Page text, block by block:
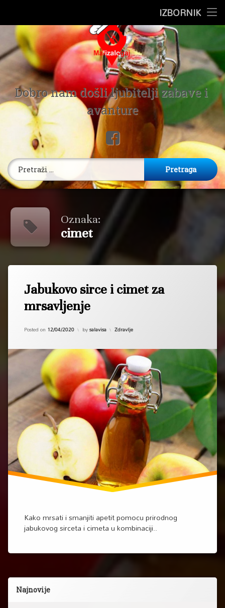
IZBORNIK
Putovanje
Ugostiteljstvo
Zdravlje
Recepti
Poljo Kutak
sadržaj
Mali
Dobro nam došli ljubitelji zabave i
avanture
Facebook
Pretraga:
Oznaka:
cimet
Jabukovo sirce i cimet za
mrsavljenje
Posted on 12/04/2020 Updated on 18/01/2021
bysalavisa Kategorije:
Zdravlje
Kako mrsati i smanjiti apetit pomocu prirodnog
jabukovog sirceta i cimeta u kombinaciji..
cimet
mrsavljenje
Lijeva bočna traka
Najnovije